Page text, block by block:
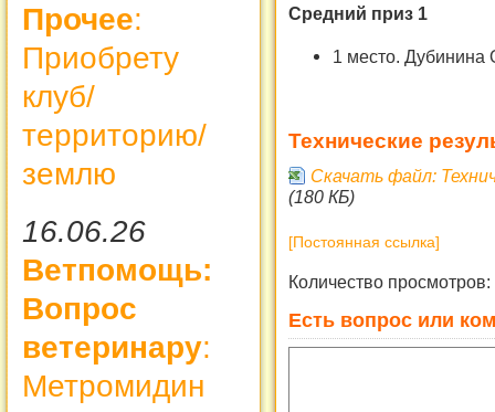
Прочее:
Приобрету
клуб/
территорию/
землю
16.06.26
Ветпомощь:
Вопрос
ветеринару:
Метромидин
Средний приз 1
1 место.
Технические
Скачать файл:
(180 КБ)
[Постоянная ссылка]
Количество просмотров:
Есть вопрос или